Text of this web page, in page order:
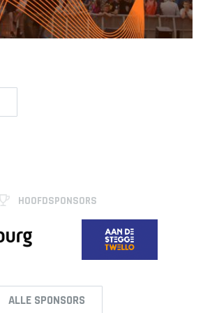
HOOFDSPONSORS
ALLE SPONSORS